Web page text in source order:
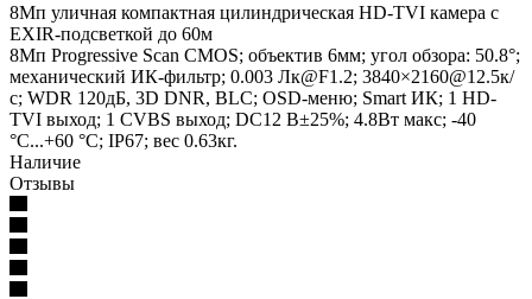
8Мп уличная компактная цилиндрическая HD-TVI камера с
EXIR-подсветкой до 60м
8Мп Progressive Scan CMOS; объектив 6мм; угол обзора: 50.8°;
механический ИК-фильтр; 0.003 Лк@F1.2; 3840×2160@12.5к/
с; WDR 120дБ, 3D DNR, BLC; OSD-меню; Smart ИК; 1 HD-
TVI выход; 1 CVBS выход; DC12 В±25%; 4.8Вт макс; -40
°C...+60 °C; IP67; вес 0.63кг.
Наличие
Отзывы